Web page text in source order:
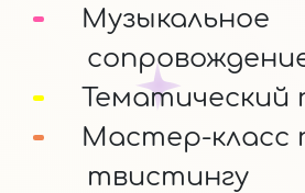
Музыкальное
Тематический
Мастер-класс
твистингу